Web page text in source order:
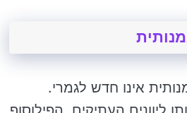
אינו חדש לגמרי.